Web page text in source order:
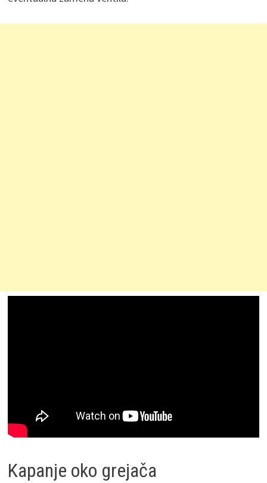
Kapanje oko grejača